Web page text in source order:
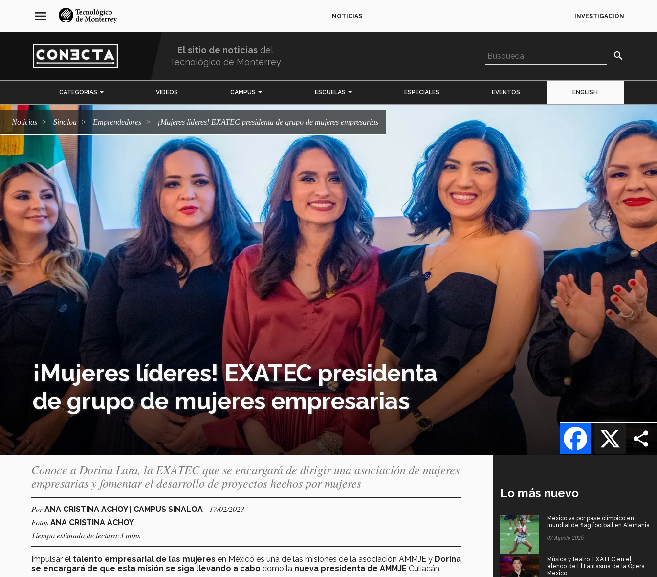
navegación
principal
menu NOTICIAS INVESTIGACIÓN
El sitio de noticias del
Tecnológico de Monterrey
search
CATEGORÍAS VIDEOS CAMPUS ESCUELAS ESPECIALES EVENTOS ENGLISH
Noticias Sinaloa emprendedores ¡Mujeres líderes! EXATEC presidenta de grupo de mujeres empresarias
¡Mujeres líderes! EXATEC presidenta
de grupo de mujeres empresarias
X
Facebook
Conoce a Dorina Lara, la EXATEC que se encargará de dirigir una asociación de mujeres
empresarias y fomentar el desarrollo de proyectos hechos por mujeres
PorANA CRISTINA ACHOY | CAMPUS SINALOA - 17/02/2023
Fotos ANA CRISTINA ACHOY
Tiempo estimado de lectura:3 mins
Impulsar el talento empresarial de las mujeres en México es una de las misiones de la asociación AMMJE y Dorina
se encargará de que esta misión se siga llevando a cabo como la nueva presidenta de AMMJE Culiacán.
Lo más nuevo
México va por pase olímpico en
mundial de flag football en Alemania
07 Agosto 2026
Música y teatro: EXATEC en el
elenco de El Fantasma de la Ópera
Mexico